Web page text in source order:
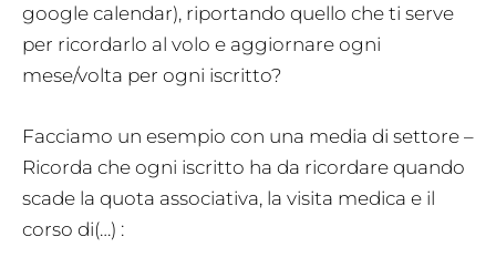
google calendar), riportando quello che ti serve
per ricordarlo al volo e aggiornare ogni
mese/volta per ogni iscritto?
Facciamo un esempio con una media di settore –
Ricorda che ogni iscritto ha da ricordare quando
scade la quota associativa, la visita medica e il
corso di(…) :